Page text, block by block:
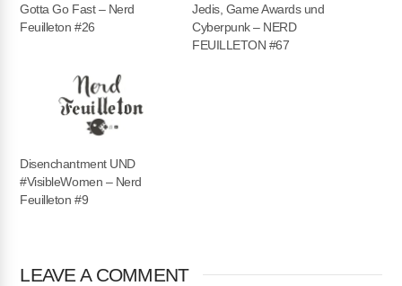
Gotta Go Fast – Nerd
Feuilleton #26
Jedis, Game Awards und
Cyberpunk – NERD
FEUILLETON #67
Disenchantment UND
#VisibleWomen – Nerd
Feuilleton #9
LEAVE A COMMENT